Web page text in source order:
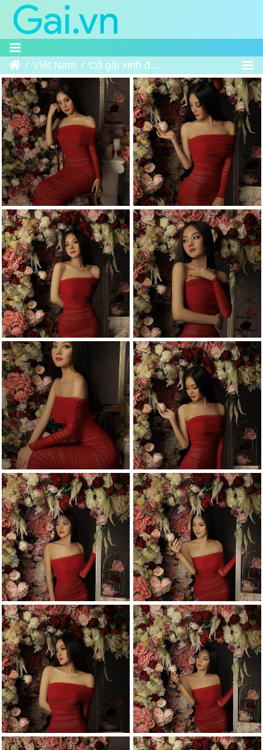
HomeViệt Nam Cô gái xinh đẹp và Hoa